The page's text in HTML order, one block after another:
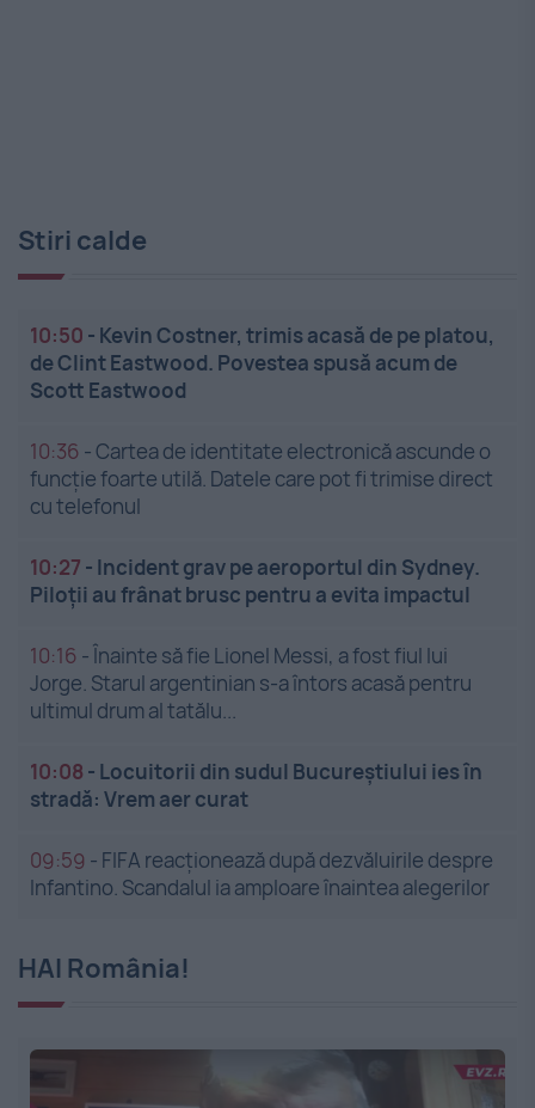
Stiri calde
10:50 - Kevin Costner, trimis acasă de pe platou,
de Clint Eastwood. Povestea spusă acum de
Scott Eastwood
10:36 -Cartea de identitate electronică ascunde o
funcție foarte utilă. Datele care pot fi trimise direct
cu telefonul
10:27 - Incident grav pe aeroportul din Sydney.
Piloții au frânat brusc pentru a evita impactul
10:16 -Înainte să fie Lionel Messi, a fost fiul lui
Jorge. Starul argentinian s-a întors acasă pentru
ultimul drum al tatălu...
10:08 - Locuitorii din sudul Bucureștiului ies în
stradă: Vrem aer curat
09:59 - FIFA reacționează după dezvăluirile despre
Infantino. Scandalul ia amploare înaintea alegerilor
HAI România!